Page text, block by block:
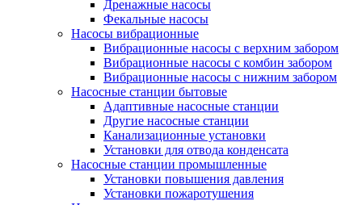
Дренажные насосы
Фекальные насосы
Насосы вибрационные
Вибрационные насосы с верхним забором
Вибрационные насосы с комбин забором
Вибрационные насосы с нижним забором
Насосные станции бытовые
Адаптивные насосные станции
Другие насосные станции
Канализационные установки
Установки для отвода конденсата
Насосные станции промышленные
Установки повышения давления
Установки пожаротушения